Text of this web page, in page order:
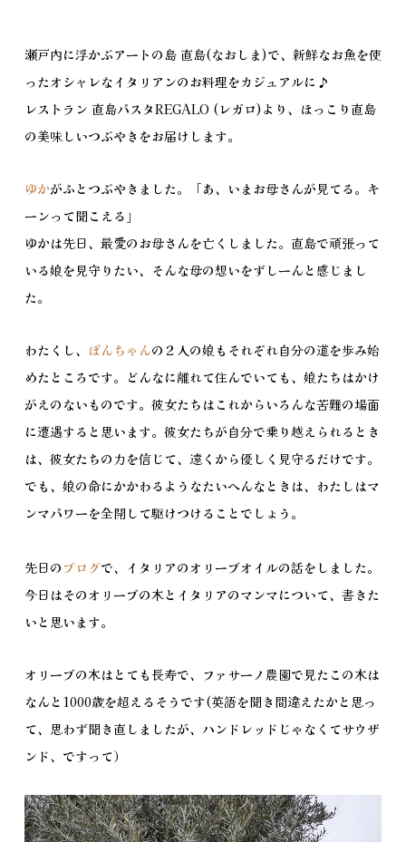
瀬戸内に浮かぶアートの島 直島(なおしま)で、新鮮なお魚を使
ったオシャレなイタリアンのお料理をカジュアルに♪
レストラン 直島パスタREGALO (レガロ)より、ほっこり直島
の美味しいつぶやきをお届けします。
ゆかがふとつぶやきました。「あ、いまお母さんが見てる。キ
ーンって聞こえる」
ゆかは先日、最愛のお母さんを亡くしました。直島で頑張って
いる娘を見守りたい、そんな母の想いをずしーんと感じまし
た。
わたくし、 ぽんちゃんの２人の娘もそれぞれ自分の道を歩み始
めたところです。どんなに離れて住んでいても、娘たちはかけ
がえのないものです。彼女たちはこれからいろんな苦難の場面
に遭遇すると思います。彼女たちが自分で乗り越えられるとき
は、彼女たちの力を信じて、遠くから優しく見守るだけです。
でも、娘の命にかかわるようなたいへんなときは、わたしはマ
ンマパワーを全開して駆けつけることでしょう。
先日の ブログで、イタリアのオリーブオイルの話をしました。
今日はそのオリーブの木とイタリアのマンマについて、書きた
いと思います。
オリーブの木はとても長寿で、ファサーノ農園で見たこの木は
なんと1000歳を超えるそうです(英語を聞き間違えたかと思っ
て、思わず聞き直しましたが、ハンドレッドじゃなくてサウザ
ンド、ですって）